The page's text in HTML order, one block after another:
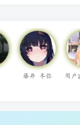
qq155215141 GerrardXZ